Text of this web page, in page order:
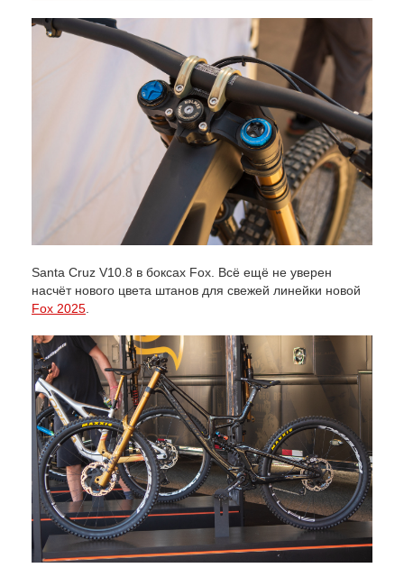
Santa Cruz V10.8 в боксах Fox. Всё ещё не уверен
насчёт нового цвета штанов для свежей линейки новой
Fox 2025